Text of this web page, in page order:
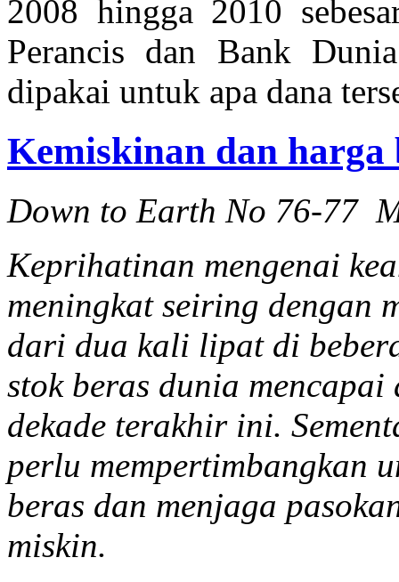
2008 hingga 2010
Perancis dan Bank
dipakai untuk apa dana
Kemiskinan dan harga
Down to Earth No 76-77
Keprihatinan mengenai
meningkat seiring dengan
dari dua kali lipat di
stok beras dunia
dekade terakhir ini.
perlu mempertimbangkan
beras dan menjaga
miskin.